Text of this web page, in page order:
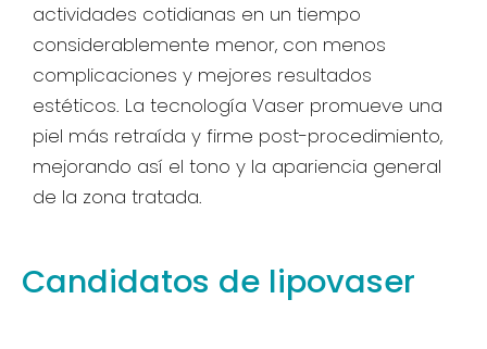
actividades cotidianas en un tiempo
considerablemente menor, con menos
complicaciones y mejores resultados
estéticos. La tecnología Vaser promueve una
piel más retraída y firme post-procedimiento,
mejorando así el tono y la apariencia general
de la zona tratada.
Candidatos de lipovaser